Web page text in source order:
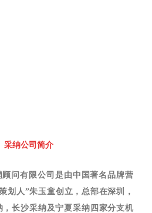
采纳公司简介
问有限公司是由中国著名品牌营
划人”朱玉童创立，总部在深圳，
长沙采纳及宁夏采纳四家分支机